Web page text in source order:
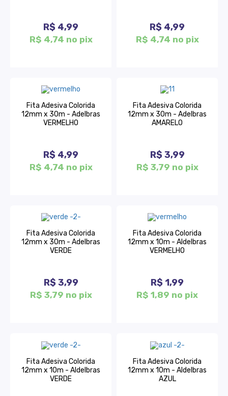
R$ 4,99
R$ 4,74 no pix
R$ 4,99
R$ 4,74 no pix
Fita Adesiva Colorida
12mm x 30m - Adelbras
VERMELHO
R$ 4,99
R$ 4,74 no pix
Fita Adesiva Colorida
12mm x 30m - Adelbras
AMARELO
R$ 3,99
R$ 3,79 no pix
Fita Adesiva Colorida
12mm x 30m - Adelbras
VERDE
R$ 3,99
R$ 3,79 no pix
Fita Adesiva Colorida
12mm x 10m - Aldelbras
VERMELHO
R$ 1,99
R$ 1,89 no pix
Fita Adesiva Colorida
12mm x 10m - Aldelbras
VERDE
Fita Adesiva Colorida
12mm x 10m - Aldelbras
AZUL